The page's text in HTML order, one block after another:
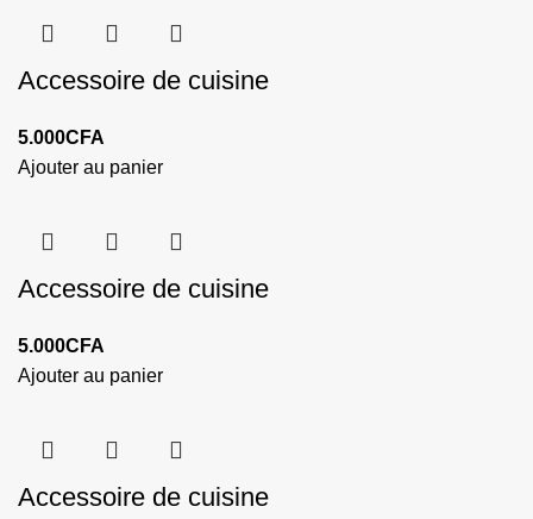
Accessoire de cuisine
5.000CFA
Ajouter au panier
Accessoire de cuisine
5.000CFA
Ajouter au panier
Accessoire de cuisine